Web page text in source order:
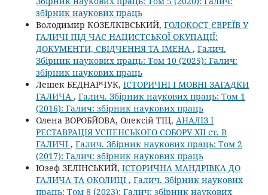
збірник наукових праць
Володимир КОЗЕЛКІВСЬКИЙ, ГОЛОКОСТ ЄВРЕЇВ У
ГАЛИЧІ ПІД ЧАС НАЦИСТСЬКОЇ ОКУПАЦІЇ:
ДОКУМЕНТИ, СВІДЧЕННЯ ТА ІМЕНА , Галич.
Збірник наукових праць: Том 10 (2025): Галич:
збірник наукових праць
Лешек БЕДНАРЧУК, ІСТОРИЧНІ І МОВНІ ЗАГАДКИ
ГАЛИЧА , Галич. Збірник наукових праць: Том 1
(2016): Галич: збірник наукових праць
Олена ВОРОБЙОВА, Олексій ТІЦ, АНАЛІЗ І
РЕСТАВРАЦІЯ УСПЕНСЬКОГО СОБОРУ ХІІ ст. В
ГАЛИЧІ , Галич. Збірник наукових праць: Том 2
(2017): Галич: збірник наукових праць
Юзеф ЗЕЛІНСЬКИЙ, ІСТОРИЧНА МАНДРІВКА ДО
ГАЛИЧА ТА ОКОЛИЦІ , Галич. Збірник наукових
праць: Том 8 (2023): Галич: збірник наукових